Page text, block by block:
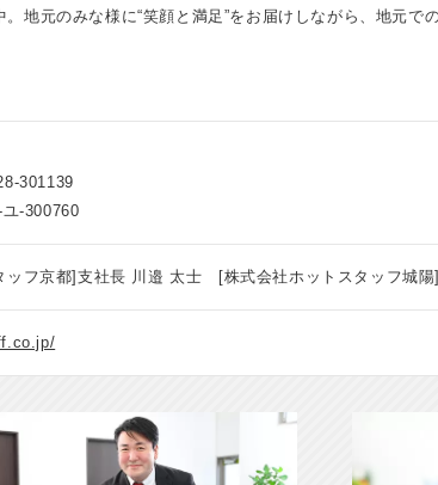
地元のみな様に“笑顔と満足”をお届けしながら、地元で
301139
-300760
ッフ京都]支社長 川邉 太士 [株式会社ホットスタッフ城